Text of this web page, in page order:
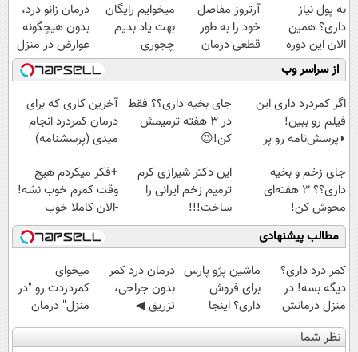
به پول نیاز
داری؟ همین
الان این دوره
رایگان رو شرکت
کن تا دیر نشده!
آرتروز مفاصل
خود را به طور
قطعی درمان
کنید!
◗پرسش‌نامه◖
میخوایم رایگان
بهت یاد بدیم
چجوری
پولدارشی! باور
نداری امتحانش
مجانیه
درمان زانو درد،
بدون هیچگونه
عوارض در منزل
(◂پرسش‌نامه)
از سراسر وب
اگر کمردرد داری این
فیلم رو ببین!
◗پرسش‌نامه رو پر
جای بخیه داری؟؟ فقط
در 3 هفته ترمیمش
کن!😍
آخرین کاری که برای
درمان کمردرد انجام
میدی (پرسشنامه)
جای زخم و بخیه
داری؟؟ 3 هفته‌ای
محوش کن!
این دکتر شیرازی کرم
ترمیم زخم ایرانی را
ساخت!!!
+فکر میکردم هیچ
وقت کمرم خوب نشه!
-الان کاملا خوب
شدید؟ +بله
مطالب پیشنهادی
کمر درد داری؟
دیگه بسه! در
منزل درمانش
کن
(◀پرسش‌نامه)
ماشین پژو پارس
برای فروش
داری؟ اینجا
سریع بفروشش
درمان درد کمر
بدون جراحی،
تزریق ◀
پرسش‌نامه رو پر
کن ▶
میخوای
کمردردت رو "در
منزل" درمان
کنی؟ (◂فیلم +
◂پرسش‌نامه)
نظر شما